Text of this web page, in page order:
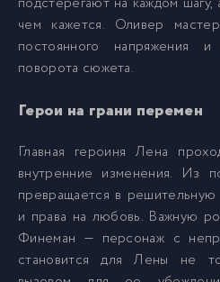
14 014 - Тогда
16 016 - Сейчас
17 017 - Тогда
18 018 - Сейчас
чем кажется. Оливер
постоянного напряжения
поворота сюжета.
Герои на грани перемен
Главная героиня Лена
внутренние изменения. Из
превращается в
и права на любовь. Важную
Финеман — персонаж с
становится для Лены не